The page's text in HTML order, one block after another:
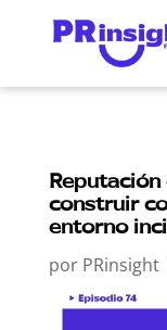
construir
entorno
por PRinsight